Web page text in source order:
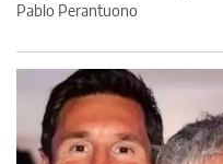
Pablo Perantuono